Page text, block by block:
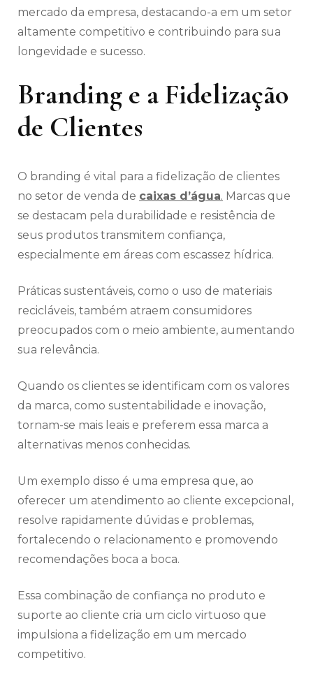
mercado da empresa, destacando-a em um setor
altamente competitivo e contribuindo para sua
longevidade e sucesso.
Branding e a Fidelização
de Clientes
O branding é vital para a fidelização de clientes
no setor de venda de caixas d’água. Marcas que
se destacam pela durabilidade e resistência de
seus produtos transmitem confiança,
especialmente em áreas com escassez hídrica.
Práticas sustentáveis, como o uso de materiais
recicláveis, também atraem consumidores
preocupados com o meio ambiente, aumentando
sua relevância.
Quando os clientes se identificam com os valores
da marca, como sustentabilidade e inovação,
tornam-se mais leais e preferem essa marca a
alternativas menos conhecidas.
Um exemplo disso é uma empresa que, ao
oferecer um atendimento ao cliente excepcional,
resolve rapidamente dúvidas e problemas,
fortalecendo o relacionamento e promovendo
recomendações boca a boca.
Essa combinação de confiança no produto e
suporte ao cliente cria um ciclo virtuoso que
impulsiona a fidelização em um mercado
competitivo.